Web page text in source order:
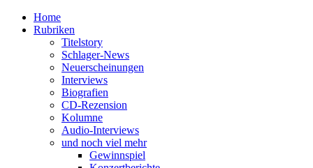
Home
Rubriken
Titelstory
Schlager-News
Neuerscheinungen
Interviews
Biografien
CD-Rezension
Kolumne
Audio-Interviews
und noch viel mehr
Gewinnspiel